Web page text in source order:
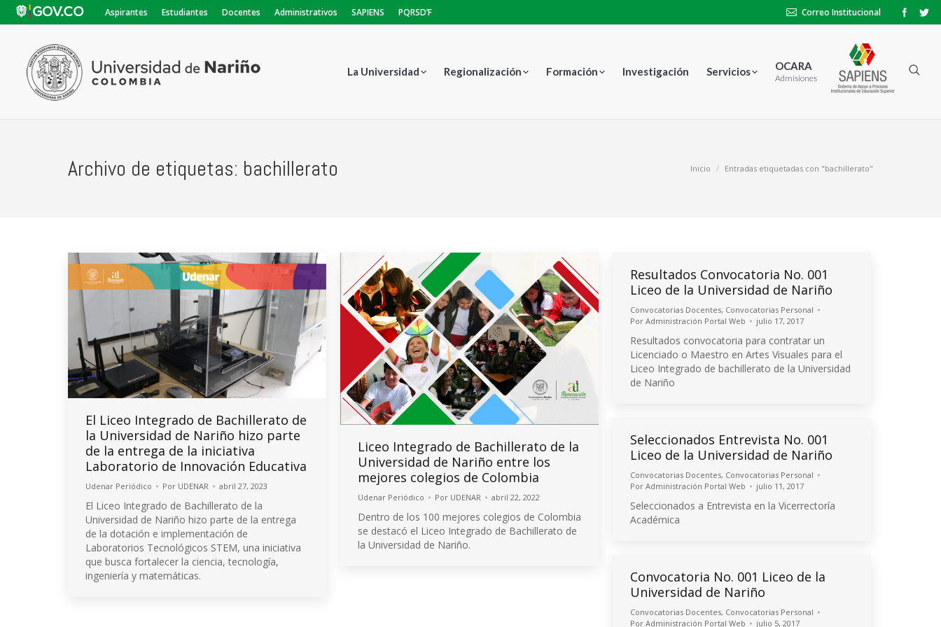
Aspirantes Estudiantes Docentes Administrativos SAPIENS PQRSD’F Correo Institucional
La Universidad Regionalización Formación Investigación Servicios OCARA
Admisiones
Archivo de etiquetas: bachillerato Inicio Entradas etiquetadas con "bachillerato"
El Liceo Integrado de Bachillerato de
la Universidad de Nariño hizo parte
de la entrega de la iniciativa
Laboratorio de Innovación Educativa
Udenar Periódico Por UDENAR abril 27, 2023
El Liceo Integrado de Bachillerato de la
Universidad de Nariño hizo parte de la entrega
de la dotación e implementación de
Laboratorios Tecnológicos STEM, una iniciativa
que busca fortalecer la ciencia, tecnología,
ingeniería y matemáticas.
Liceo Integrado de Bachillerato de la
Universidad de Nariño entre los
mejores colegios de Colombia
Udenar Periódico Por UDENAR abril 22, 2022
Dentro de los 100 mejores colegios de Colombia
se destacó el Liceo Integrado de Bachillerato de
la Universidad de Nariño.
Resultados Convocatoria No. 001
Liceo de la Universidad de Nariño
Convocatorias Docentes, Convocatorias Personal
Por Administración Portal Web julio 17, 2017
Resultados convocatoria para contratar un
Licenciado o Maestro en Artes Visuales para el
Liceo Integrado de bachillerato de la Universidad
de Nariño
Seleccionados Entrevista No. 001
Liceo de la Universidad de Nariño
Convocatorias Docentes, Convocatorias Personal
Por Administración Portal Web julio 11, 2017
Seleccionados a Entrevista en la Vicerrectoría
Académica
Convocatoria No. 001 Liceo de la
Universidad de Nariño
Convocatorias Docentes, Convocatorias Personal
Por Administración Portal Web julio 5, 2017